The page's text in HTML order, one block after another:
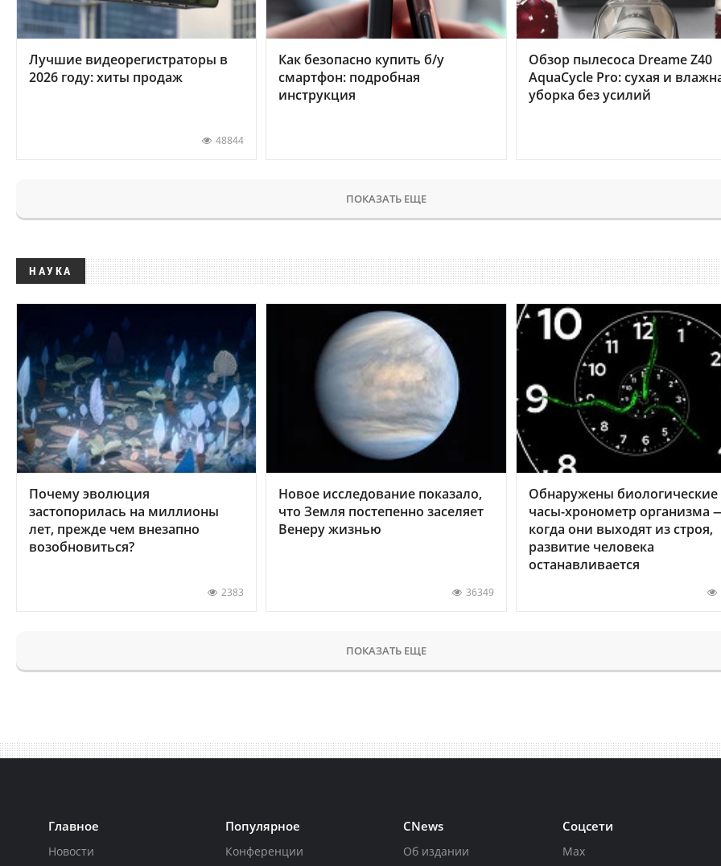
Лучшие видеорегистраторы в
2026 году: хиты продаж
48844
Как безопасно купить б/у
смартфон: подробная
инструкция
Обзор пылесоса Dreame Z40
AquaCycle Pro: сухая и
уборка без усилий
ПОКАЗАТЬ ЕЩЕ
НАУКА
Почему эволюция
застопорилась на миллионы
лет, прежде чем внезапно
возобновиться?
2383
Новое исследование показало,
что Земля постепенно заселяет
Венеру жизнью
36349
Обнаружены биологические
часы-хронометр организма
когда они выходят из строя,
развитие человека
останавливается
ПОКАЗАТЬ ЕЩЕ
Главное
Новости
Популярное
Конференции
CNews
Об издании
Соцсети
Max